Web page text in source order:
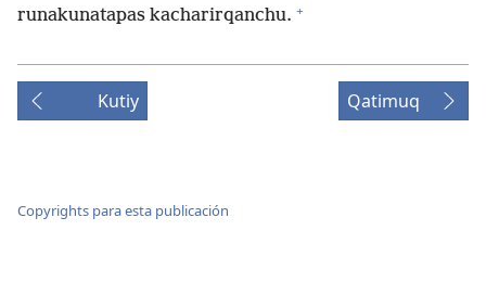
runakunatapas kacharirqanchu. +
Kutiy Qatimuq
Copyrights para esta publicación